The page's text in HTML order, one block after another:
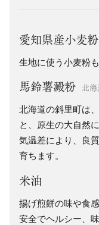
愛知県産小麦粉
生地に使う小麦粉
馬鈴薯澱粉 北
北海道の斜里町は
と、原生の大自然
気温差により、良
育ちます。
米油
揚げ煎餅の味や食
安全でヘルシー、